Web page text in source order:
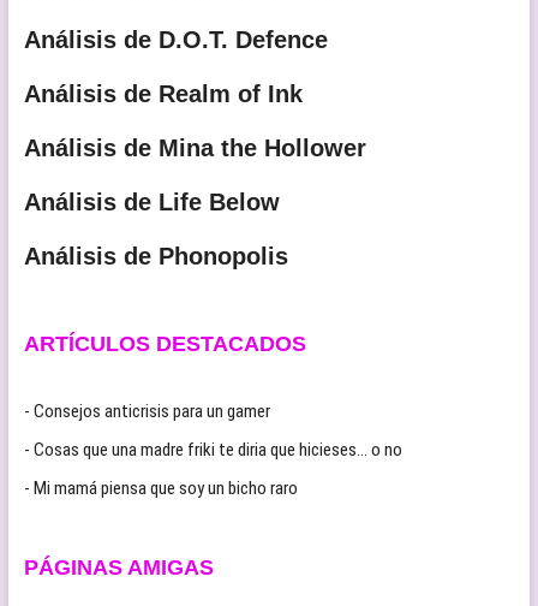
Análisis de D.O.T. Defence
Análisis de Realm of Ink
Análisis de Mina the Hollower
Análisis de Life Below
Análisis de Phonopolis
ARTÍCULOS DESTACADOS
- Consejos anticrisis para un gamer
- Cosas que una madre friki te diria que hicieses… o no
- Mi mamá piensa que soy un bicho raro
PÁGINAS AMIGAS